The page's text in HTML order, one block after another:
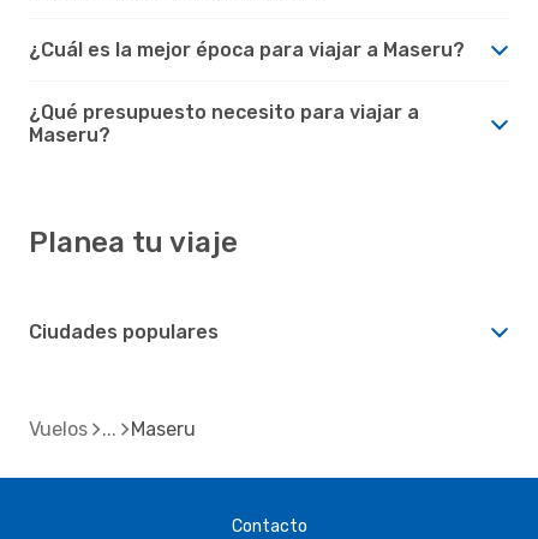
¿Cuál es la mejor época para viajar a Maseru?
¿Qué presupuesto necesito para viajar a
Maseru?
Planea tu viaje
Ciudades populares
Vuelos Maseru
Contacto